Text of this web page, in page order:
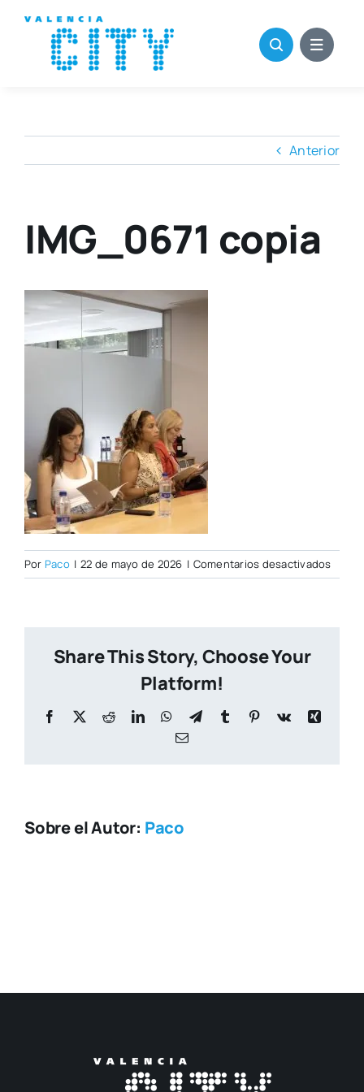
contenido
Anterior
IMG_0671 copia
Por Paco | 22 de mayo de 2026 | Comentarios desactivadosen
Share This Story, Choose Your
Platform!
Facebook
X RedditLinkedInWhatsApp
TelegramTumblr Pinterest
Vk
Xing
Correo
Sobre el Autor: Paco